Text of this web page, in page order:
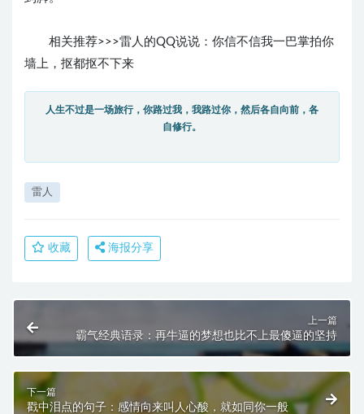
相关推荐>>>雷人的QQ说说：你信不信我一巴掌拍你
墙上，抠都抠不下来
人生不过是一场旅行，你路过我，我路过你，然后各自向前，各
自修行。
雷人
收藏 海报分享
上一篇
霸气经典语录：再牛逼的梦想也比不上最傻逼的坚持
下一篇
戳中泪点的句子：感情向来叫人心酸，就如同你一般